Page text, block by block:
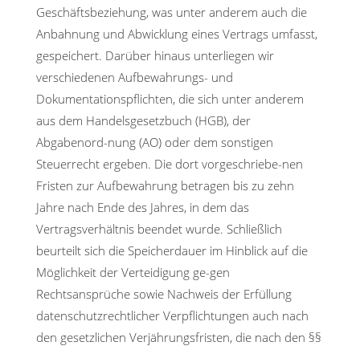
Geschäftsbeziehung, was unter anderem auch die
Anbahnung und Abwicklung eines Vertrags umfasst,
gespeichert. Darüber hinaus unterliegen wir
verschiedenen Aufbewahrungs- und
Dokumentationspflichten, die sich unter anderem
aus dem Handelsgesetzbuch (HGB), der
Abgabenord-nung (AO) oder dem sonstigen
Steuerrecht ergeben. Die dort vorgeschriebe-nen
Fristen zur Aufbewahrung betragen bis zu zehn
Jahre nach Ende des Jahres, in dem das
Vertragsverhältnis beendet wurde. Schließlich
beurteilt sich die Speicherdauer im Hinblick auf die
Möglichkeit der Verteidigung ge-gen
Rechtsansprüche sowie Nachweis der Erfüllung
datenschutzrechtlicher Verpflichtungen auch nach
den gesetzlichen Verjährungsfristen, die nach den §§